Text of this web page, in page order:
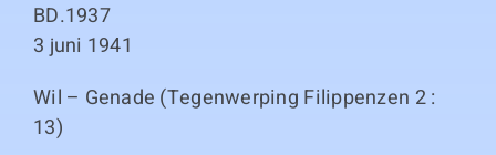
Thema boeken
BD.1937
3 juni 1941
Wil – Genade (Tegenwerping Filippenzen 2 :
13)